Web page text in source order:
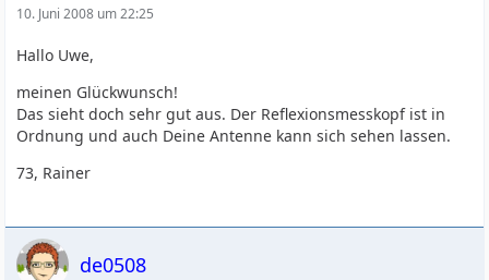
10. Juni 2008 um 22:25
Hallo Uwe,
meinen Glückwunsch!
Das sieht doch sehr gut aus. Der Reflexionsmesskopf ist in
Ordnung und auch Deine Antenne kann sich sehen lassen.
73, Rainer
de0508